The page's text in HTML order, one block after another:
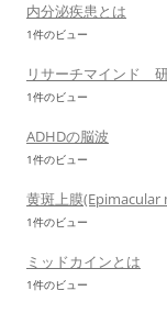
内分泌疾患とは
1件のビュー
リサーチマインド
1件のビュー
ADHDの脳波
1件のビュー
黄斑上膜
1件のビュー
ミッドカインとは
1件のビュー